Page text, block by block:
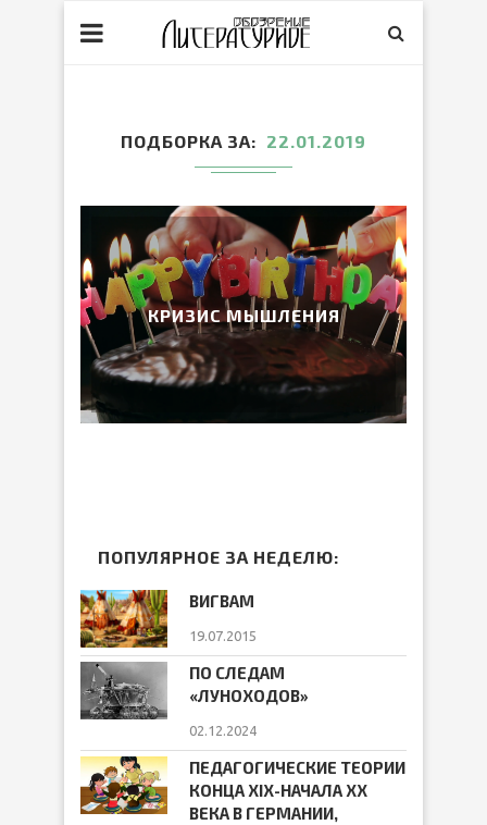
ПОДБОРКА ЗА 22.01.2019
КРИЗИС МЫШЛЕНИЯ
ПОПУЛЯРНОЕ ЗА НЕДЕЛЮ:
ВИГВАМ
19.07.2015
ПО СЛЕДАМ
«ЛУНОХОДОВ»
02.12.2024
ПЕДАГОГИЧЕСКИЕ ТЕОРИИ
КОНЦА ХIХ-НАЧАЛА ХХ
ВЕКА В ГЕРМАНИИ,